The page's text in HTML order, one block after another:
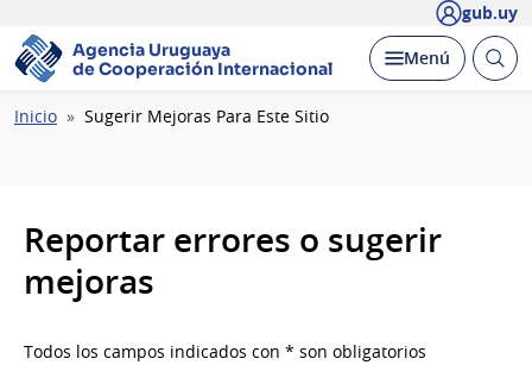
gub.uy
Agencia Uruguaya
de Cooperación Internacional
Desplegar
Menú Abrir
Ruta
Inicio Sugerir Mejoras Para Este Sitio
Reportar errores o sugerir
mejoras
Todos los campos indicados con * son obligatorios